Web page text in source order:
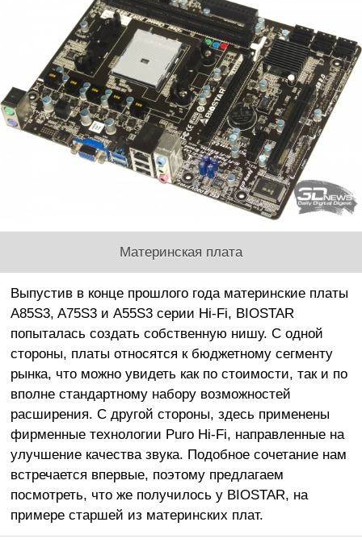
Материнская плата
Выпустив в конце прошлого года материнские платы
A85S3, A75S3 и A55S3 серии Hi-Fi, BIOSTAR
попыталась создать собственную нишу. С одной
стороны, платы относятся к бюджетному сегменту
рынка, что можно увидеть как по стоимости, так и по
вполне стандартному набору возможностей
расширения. С другой стороны, здесь применены
фирменные технологии Puro Hi-Fi, направленные на
улучшение качества звука. Подобное сочетание нам
встречается впервые, поэтому предлагаем
посмотреть, что же получилось у BIOSTAR, на
примере старшей из материнских плат.